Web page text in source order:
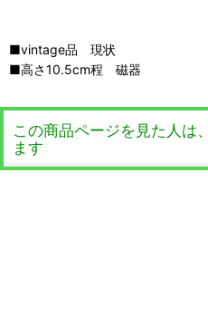
■vintage品 現状
■高さ10.5cm程 磁器
この商品ページを見た人は
ます